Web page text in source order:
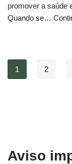
promover a saúde
Quando se…
1 2
Aviso